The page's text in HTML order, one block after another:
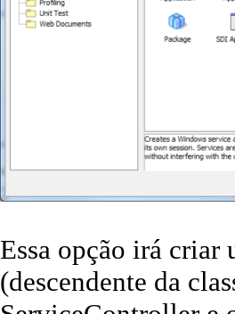
Essa opção irá
(descendente da